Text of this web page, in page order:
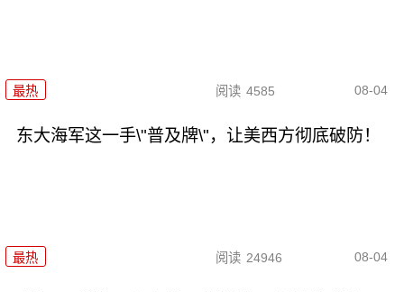
最热 阅读 4585 08-04
东大海军这一手\"普及牌\"，让美西方彻底破防！
最热 阅读 24946 08-04